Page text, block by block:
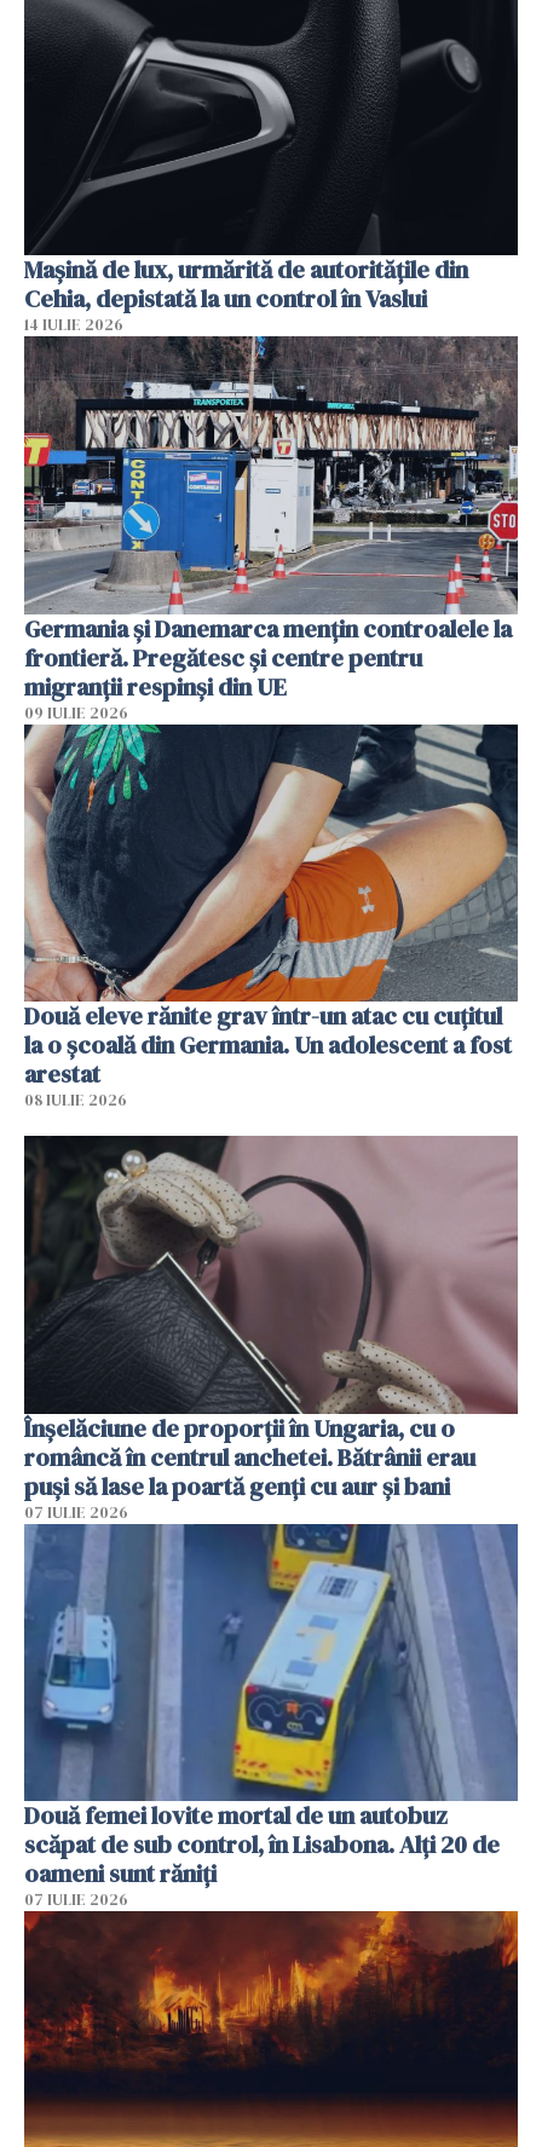
Mașină de lux, urmărită de autoritățile din
Cehia, depistată la un control în Vaslui
14 IULIE 2026
Germania și Danemarca mențin controalele la
frontieră. Pregătesc și centre pentru
migranții respinși din UE
09 IULIE 2026
Două eleve rănite grav într-un atac cu cuțitul
la o școală din Germania. Un adolescent a fost
arestat
08 IULIE 2026
Înșelăciune de proporții în Ungaria, cu o
româncă în centrul anchetei. Bătrânii erau
puși să lase la poartă genți cu aur și bani
07 IULIE 2026
Două femei lovite mortal de un autobuz
scăpat de sub control, în Lisabona. Alți 20 de
oameni sunt răniți
07 IULIE 2026